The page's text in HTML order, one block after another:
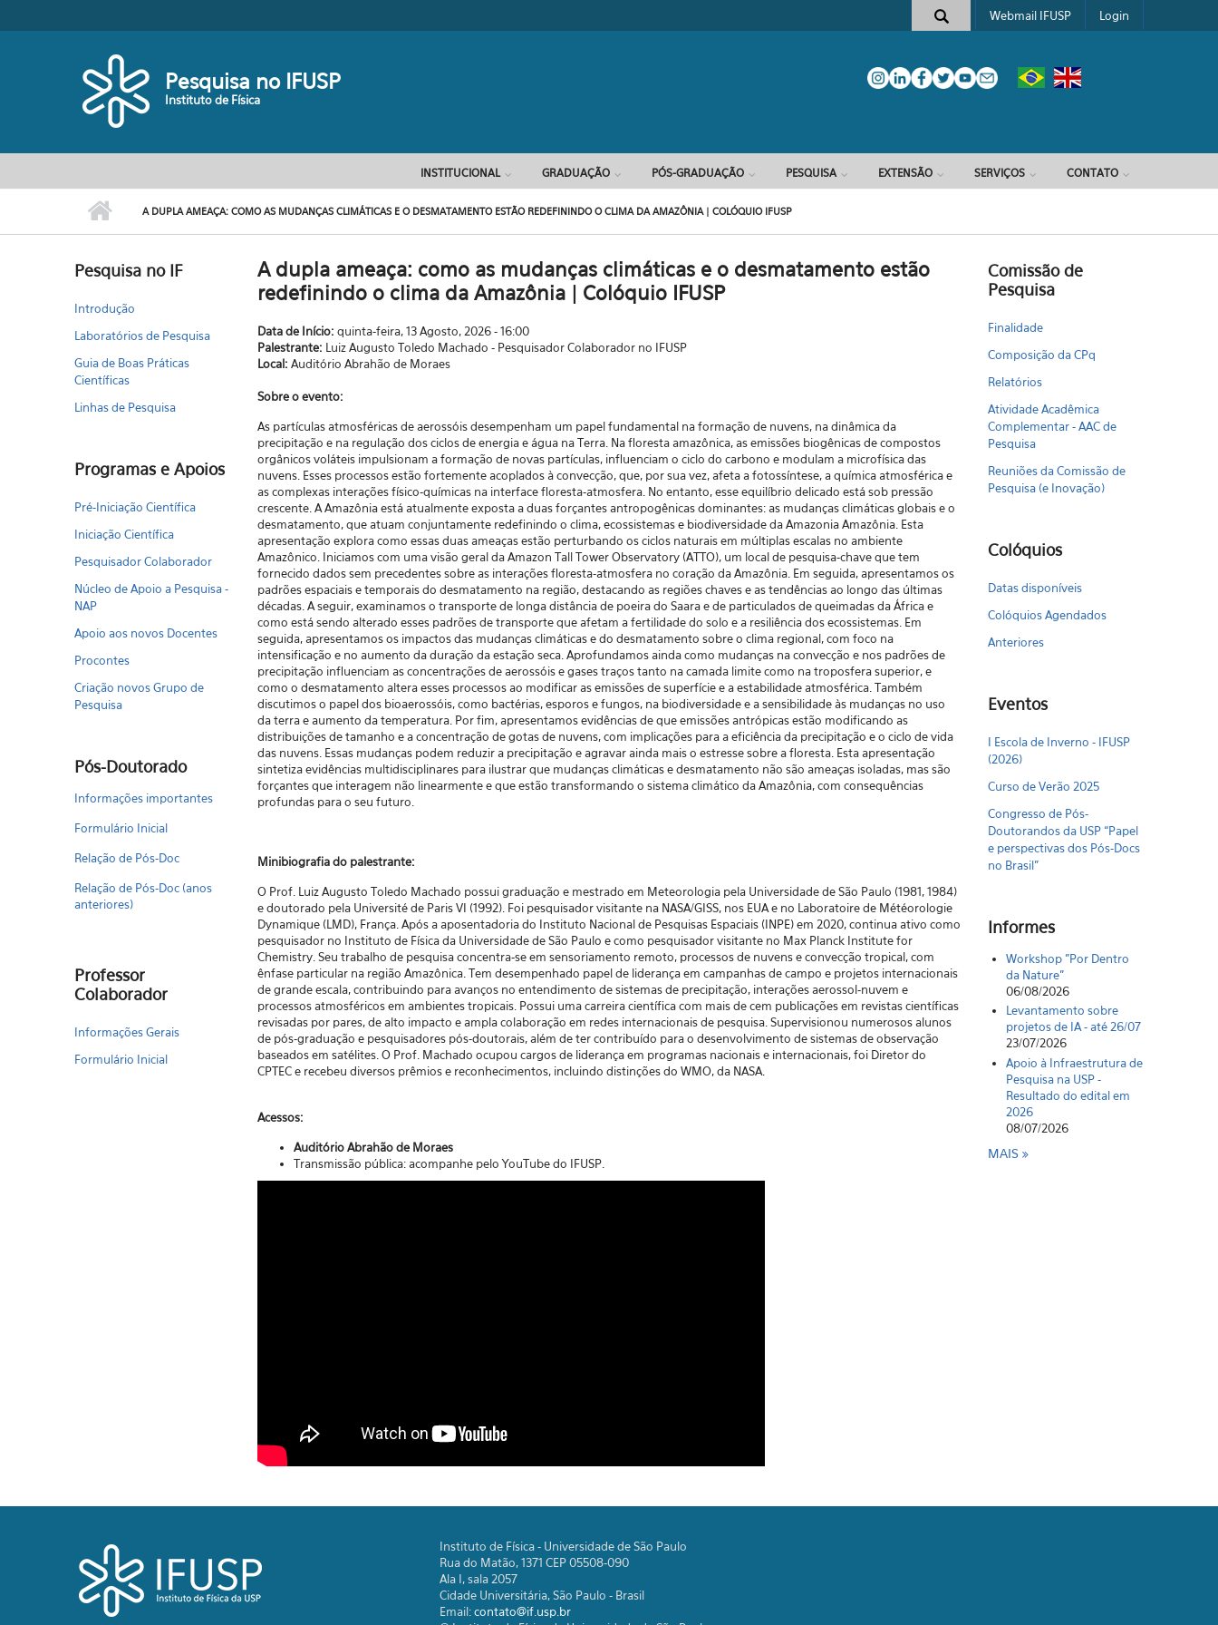
Formulário de busca
Webmail IFUSP Login
Pesquisa no IFUSP
Instituto de Física
INSTITUCIONAL GRADUAÇÃO PÓS-GRADUAÇÃO PESQUISA EXTENSÃO SERVIÇOS CONTATO
A DUPLA AMEAÇA: COMO AS MUDANÇAS CLIMÁTICAS E O DESMATAMENTO ESTÃO REDEFININDO O CLIMA DA AMAZÔNIA | COLÓQUIO IFUSP
Pesquisa no IF
Introdução
Laboratórios de Pesquisa
Guia de Boas Práticas
Científicas
Linhas de Pesquisa
Programas e Apoios
Pré-Iniciação Científica
Iniciação Científica
Pesquisador Colaborador
Núcleo de Apoio a Pesquisa -
NAP
Apoio aos novos Docentes
Procontes
Criação novos Grupo de
Pesquisa
Pós-Doutorado
Informações importantes
Formulário Inicial
Relação de Pós-Doc
Relação de Pós-Doc (anos
anteriores)
Professor
Colaborador
Informações Gerais
Formulário Inicial
A dupla ameaça: como as mudanças climáticas e o desmatamento estão
redefinindo o clima da Amazônia | Colóquio IFUSP
Data de Início: quinta-feira, 13 Agosto, 2026 - 16:00
Palestrante: Luiz Augusto Toledo Machado - Pesquisador Colaborador no IFUSP
Local: Auditório Abrahão de Moraes
Sobre o evento:
As partículas atmosféricas de aerossóis desempenham um papel fundamental na formação de nuvens, na dinâmica da
precipitação e na regulação dos ciclos de energia e água na Terra. Na floresta amazônica, as emissões biogênicas de compostos
orgânicos voláteis impulsionam a formação de novas partículas, influenciam o ciclo do carbono e modulam a microfísica das
nuvens. Esses processos estão fortemente acoplados à convecção, que, por sua vez, afeta a fotossíntese, a química atmosférica e
as complexas interações físico-químicas na interface floresta-atmosfera. No entanto, esse equilíbrio delicado está sob pressão
crescente. A Amazônia está atualmente exposta a duas forçantes antropogênicas dominantes: as mudanças climáticas globais e o
desmatamento, que atuam conjuntamente redefinindo o clima, ecossistemas e biodiversidade da Amazonia Amazônia. Esta
apresentação explora como essas duas ameaças estão perturbando os ciclos naturais em múltiplas escalas no ambiente
Amazônico. Iniciamos com uma visão geral da Amazon Tall Tower Observatory (ATTO), um local de pesquisa-chave que tem
fornecido dados sem precedentes sobre as interações floresta-atmosfera no coração da Amazônia. Em seguida, apresentamos os
padrões espaciais e temporais do desmatamento na região, destacando as regiões chaves e as tendências ao longo das últimas
décadas. A seguir, examinamos o transporte de longa distância de poeira do Saara e de particulados de queimadas da África e
como está sendo alterado esses padrões de transporte que afetam a fertilidade do solo e a resiliência dos ecossistemas. Em
seguida, apresentamos os impactos das mudanças climáticas e do desmatamento sobre o clima regional, com foco na
intensificação e no aumento da duração da estação seca. Aprofundamos ainda como mudanças na convecção e nos padrões de
precipitação influenciam as concentrações de aerossóis e gases traços tanto na camada limite como na troposfera superior, e
como o desmatamento altera esses processos ao modificar as emissões de superfície e a estabilidade atmosférica. Também
discutimos o papel dos bioaerossóis, como bactérias, esporos e fungos, na biodiversidade e a sensibilidade às mudanças no uso
da terra e aumento da temperatura. Por fim, apresentamos evidências de que emissões antrópicas estão modificando as
distribuições de tamanho e a concentração de gotas de nuvens, com implicações para a eficiência da precipitação e o ciclo de vida
das nuvens. Essas mudanças podem reduzir a precipitação e agravar ainda mais o estresse sobre a floresta. Esta apresentação
sintetiza evidências multidisciplinares para ilustrar que mudanças climáticas e desmatamento não são ameaças isoladas, mas são
forçantes que interagem não linearmente e que estão transformando o sistema climático da Amazônia, com consequências
profundas para o seu futuro.
Minibiografia do palestrante:
O Prof. Luiz Augusto Toledo Machado possui graduação e mestrado em Meteorologia pela Universidade de São Paulo (1981, 1984)
e doutorado pela Université de Paris VI (1992). Foi pesquisador visitante na NASA/GISS, nos EUA e no Laboratoire de Météorologie
Dynamique (LMD), França. Após a aposentadoria do Instituto Nacional de Pesquisas Espaciais (INPE) em 2020, continua ativo como
pesquisador no Instituto de Física da Universidade de São Paulo e como pesquisador visitante no Max Planck Institute for
Chemistry. Seu trabalho de pesquisa concentra-se em sensoriamento remoto, processos de nuvens e convecção tropical, com
ênfase particular na região Amazônica. Tem desempenhado papel de liderança em campanhas de campo e projetos internacionais
de grande escala, contribuindo para avanços no entendimento de sistemas de precipitação, interações aerossol-nuvem e
processos atmosféricos em ambientes tropicais. Possui uma carreira científica com mais de cem publicações em revistas científicas
revisadas por pares, de alto impacto e ampla colaboração em redes internacionais de pesquisa. Supervisionou numerosos alunos
de pós-graduação e pesquisadores pós-doutorais, além de ter contribuído para o desenvolvimento de sistemas de observação
baseados em satélites. O Prof. Machado ocupou cargos de liderança em programas nacionais e internacionais, foi Diretor do
CPTEC e recebeu diversos prêmios e reconhecimentos, incluindo distinções do WMO, da NASA.
Acessos:
Auditório Abrahão de Moraes
Transmissão pública: acompanhe pelo YouTube do IFUSP.
Comissão de
Pesquisa
Finalidade
Composição da CPq
Relatórios
Atividade Acadêmica
Complementar - AAC de
Pesquisa
Reuniões da Comissão de
Pesquisa (e Inovação)
Colóquios
Datas disponíveis
Colóquios Agendados
Anteriores
Eventos
I Escola de Inverno - IFUSP
(2026)
Curso de Verão 2025
Congresso de Pós-
Doutorandos da USP “Papel
e perspectivas dos Pós-Docs
no Brasil"
Informes
Workshop "Por Dentro
da Nature"
06/08/2026
Levantamento sobre
projetos de IA - até 26/07
23/07/2026
Apoio à Infraestrutura de
Pesquisa na USP -
Resultado do edital em
2026
08/07/2026
MAIS
Instituto de Física - Universidade de São Paulo
Rua do Matão, 1371 CEP 05508-090
Ala I, sala 2057
Cidade Universitária, São Paulo - Brasil
Email:contato@if.usp.br